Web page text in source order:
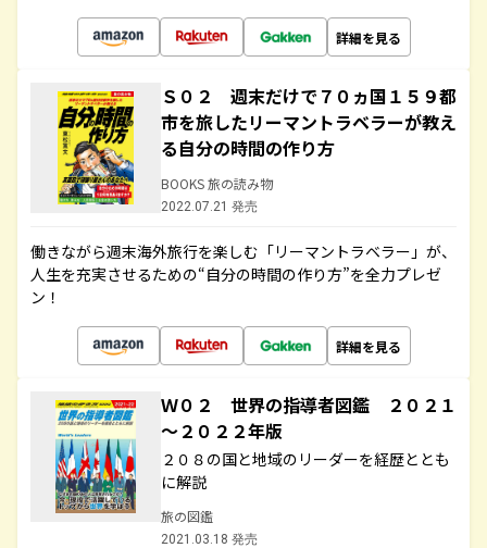
詳細を見る
Ｓ０２ 週末だけで７０ヵ国１５９都
市を旅したリーマントラベラーが教え
る自分の時間の作り方
BOOKS 旅の読み物
2022.07.21 発売
働きながら週末海外旅行を楽しむ「リーマントラベラー」が、
人生を充実させるための“自分の時間の作り方”を全力プレゼ
ン！
詳細を見る
Ｗ０２ 世界の指導者図鑑 ２０２１
～２０２２年版
２０８の国と地域のリーダーを経歴ととも
に解説
旅の図鑑
2021.03.18 発売